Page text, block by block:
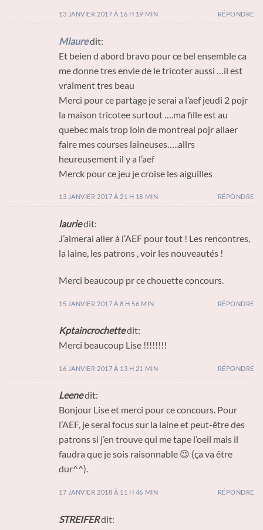
13 JANVIER 2017 À 16 H 19 MIN RÉPONDRE
Mlauredit:
Et beien d abord bravo pour ce bel ensemble ca
me donne tres envie de le tricoter aussi …il est
vraiment tres beau
Merci pour ce partage je serai a l’aef jeudi 2 pojr
la maison tricotee surtout ….ma fille est au
quebec mais trop loin de montreal pojr allaer
faire mes courses laineuses…..allrs
heureusement il y a l’aef
Merck pour ce jeu je croise les aiguilles
13 JANVIER 2017 À 21 H 18 MIN RÉPONDRE
lauriedit:
J’aimerai aller à l’AEF pour tout ! Les rencontres,
la laine, les patrons , voir les nouveautés !
Merci beaucoup pr ce chouette concours.
15 JANVIER 2017 À 8 H 56 MIN RÉPONDRE
Kptaincrochettedit:
Merci beaucoup Lise !!!!!!!!
16 JANVIER 2017 À 13 H 21 MIN RÉPONDRE
Leenedit:
Bonjour Lise et merci pour ce concours. Pour
l’AEF, je serai focus sur la laine et peut-être des
patrons si j’en trouve qui me tape l’oeil mais il
faudra que je sois raisonnable 😉 (ça va être
dur^^).
17 JANVIER 2018 À 11 H 46 MIN RÉPONDRE
STREIFERdit: